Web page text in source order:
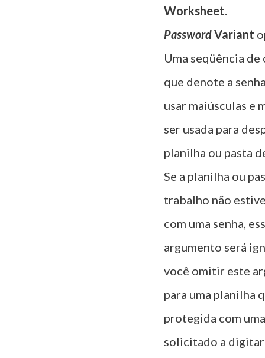
Worksheet.
PasswordVariant
Uma seqüência
que denote a
usar maiúsculas e
ser usada para
planilha ou pasta
Se a planilha ou
trabalho não
com uma senha,
argumento será
você omitir este
para uma planilha
protegida com
solicitado a digitar